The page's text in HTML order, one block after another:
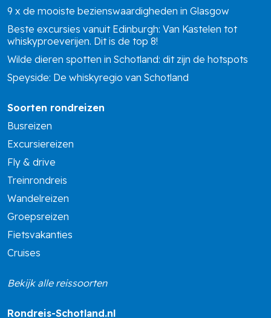
9 x de mooiste bezienswaardigheden in Glasgow
Beste excursies vanuit Edinburgh: Van Kastelen tot
whiskyproeverijen. Dit is de top 8!
Wilde dieren spotten in Schotland: dit zijn de hotspots
Speyside: De whiskyregio van Schotland
Soorten rondreizen
Busreizen
Excursiereizen
Fly & drive
Treinrondreis
Wandelreizen
Groepsreizen
Fietsvakanties
Cruises
Bekijk alle reissoorten
Rondreis-Schotland.nl